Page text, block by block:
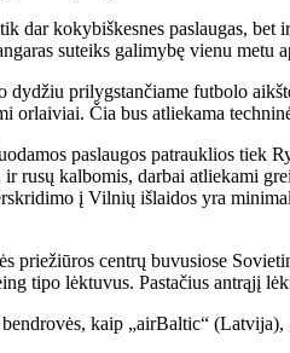
dar kokybiškesnes paslaugas,
suteiks galimybę vienu metu
dydžiu prilygstančiame futbolo
orlaiviai. Čia bus atliekama
paslaugos patrauklios tiek
rusų kalbomis, darbai atliekami
į Vilnių išlaidos yra
priežiūros centrų buvusiose
tipo lėktuvus. Pastačius antrąjį
kaip „airBaltic“